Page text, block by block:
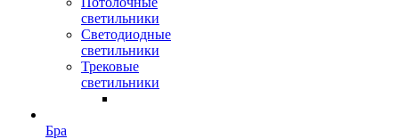
светильники
Светодиодные
светильники
Трековые
светильники
Бра